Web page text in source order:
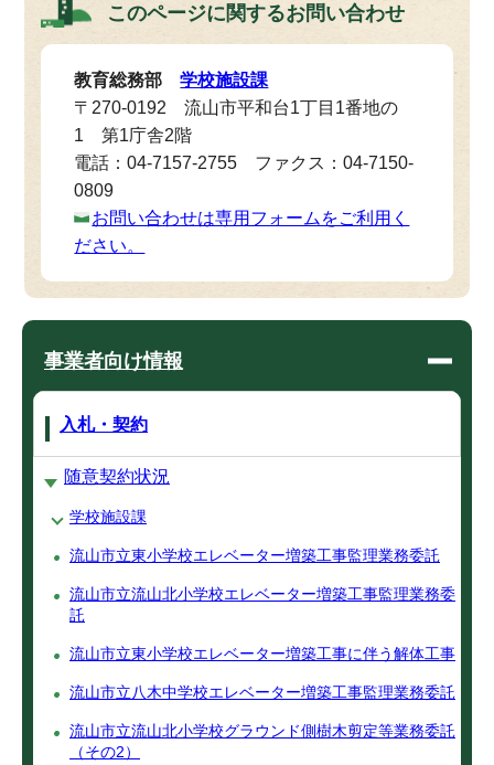
このページに関するお問い合わせ
教育総務部学校施設課
〒270-0192 流山市平和台1丁目1番地の
1 第1庁舎2階
電話：04-7157-2755 ファクス：04-7150-
0809
お問い合わせは専用フォームをご利用く
ださい。
事業者向け情報
入札・契約
随意契約状況
学校施設課
流山市立東小学校エレベーター増築工事監理業務委託
流山市立流山北小学校エレベーター増築工事監理業務委
託
流山市立東小学校エレベーター増築工事に伴う解体工事
流山市立八木中学校エレベーター増築工事監理業務委託
流山市立流山北小学校グラウンド側樹木剪定等業務委託
（その2）